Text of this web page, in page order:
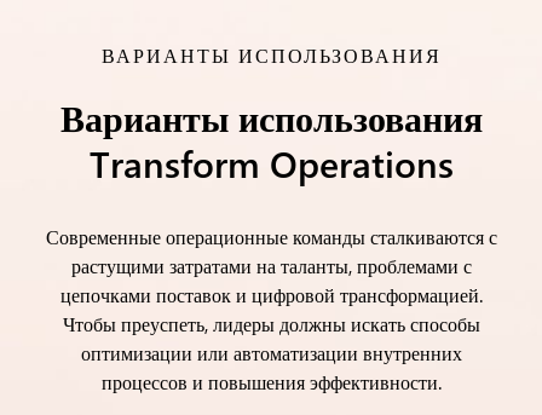
ВАРИАНТЫ ИСПОЛЬЗОВАНИЯ
Варианты использования
Transform Operations
Современные операционные команды сталкиваются с
растущими затратами на таланты, проблемами с
цепочками поставок и цифровой трансформацией.
Чтобы преуспеть, лидеры должны искать способы
оптимизации или автоматизации внутренних
процессов и повышения эффективности.